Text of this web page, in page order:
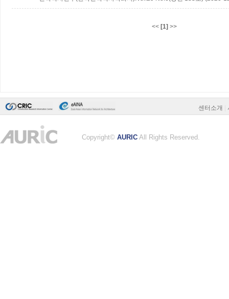
<< [1] >>
센터소개
Copyright© AURIC All Rights Reserved.